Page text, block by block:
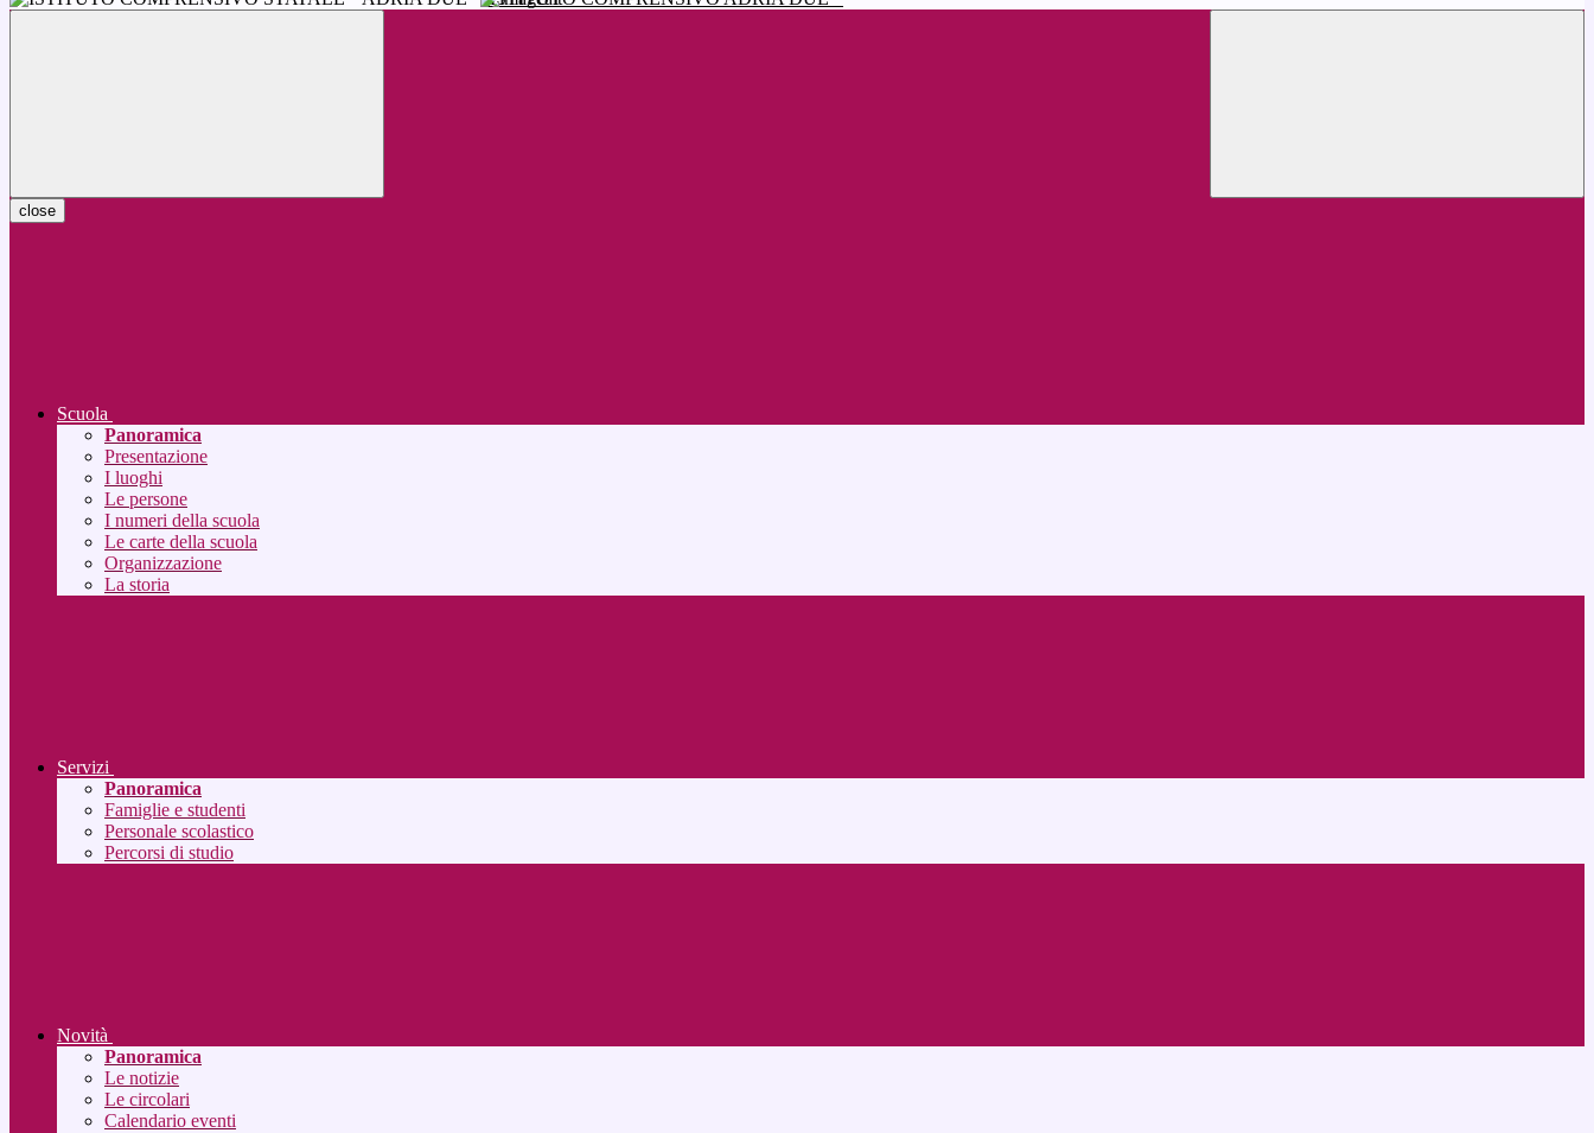
close
Scuola
Panoramica
Presentazione
I luoghi
Le persone
I numeri della scuola
Le carte della scuola
Organizzazione
La storia
Servizi
Panoramica
Famiglie e studenti
Personale scolastico
Percorsi di studio
Novità
Panoramica
Le notizie
Le circolari
Calendario eventi